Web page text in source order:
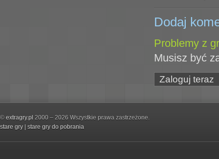
Dodaj
Problemy z
Musisz być
Zaloguj teraz
© extragry.pl 2000 – 2026 Wszystkie prawa zastrzeżone.
stare gry
stare gry do pobrania